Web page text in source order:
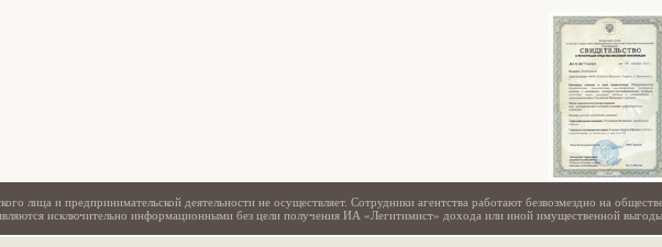
лица и предпринимательской деятельности не осуществляет. Сотрудники агентства работают безвозмездно на
исключительно информационными без цели получения ИА «Легитимист» дохода или иной имущественной выгоды.